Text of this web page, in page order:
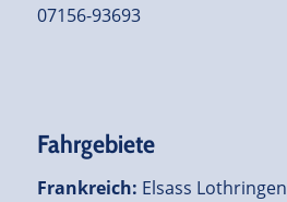
07156-93693
Fahrgebiete
Frankreich: Elsass Lothringen